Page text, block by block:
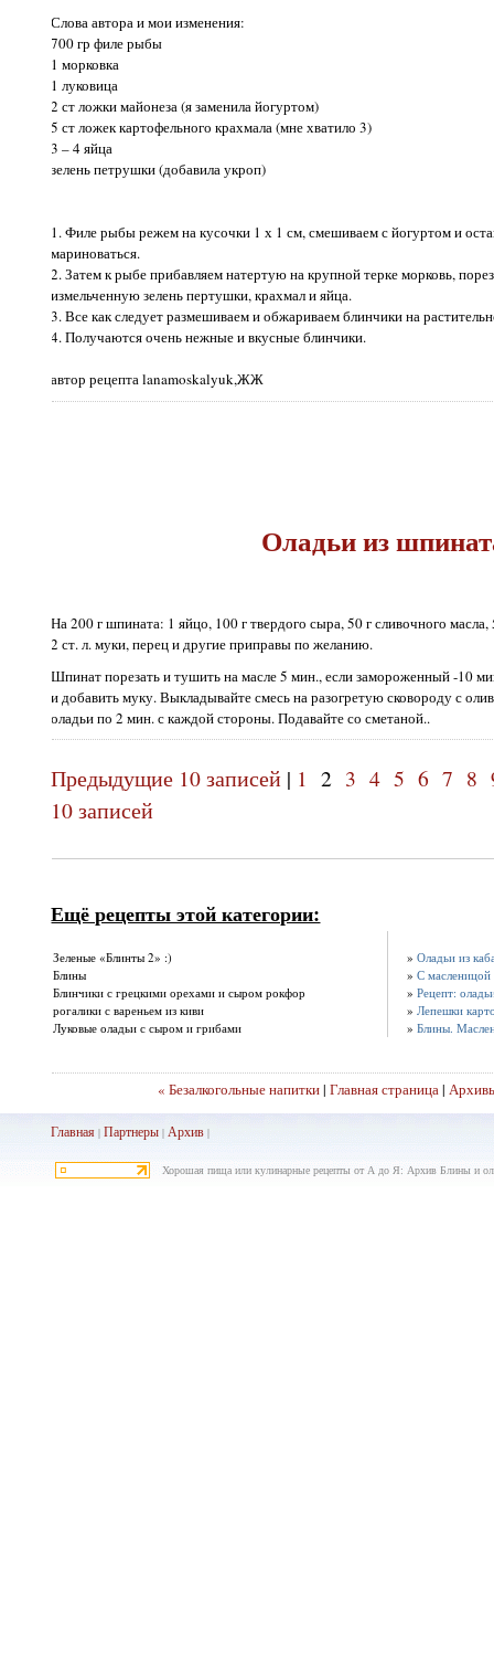
Слова автора и мои изменения:
700 гр филе рыбы
1 морковка
1 луковица
2 ст ложки майонеза (я заменила йогуртом)
5 ст ложек картофельного крахмала (мне хватило 3)
3 – 4 яйца
зелень петрушки (добавила укроп)
1. Филе рыбы режем на кусочки 1 х 1 см, смешиваем с йогуртом и
мариноваться.
2. Затем к рыбе прибавляем натертую на крупной терке морковь,
измельченную зелень пертушки, крахмал и яйца.
3. Все как следует размешиваем и обжариваем блинчики на
4. Получаются очень нежные и вкусные блинчики.
автор рецепта lanamoskalyuk,ЖЖ
Оладьи из
На 200 г шпината: 1 яйцо, 100 г твердого сыра, 50 г сливочного
2 ст. л. муки, перец и другие приправы по желанию.
Шпинат порезать и тушить на масле 5 мин., если замороженный -10
и добавить муку. Выкладывайте смесь на разогретую сковороду с
оладьи по 2 мин. с каж­дой стороны. Подавайте со сметаной..
Предыдущие 10 записей | 1 2 3 4 5 6 7 8
10 записей
Ещё рецепты этой категории:
Зеленые «Блинты 2» :)
Блины
Блинчики с грецкими орехами и сыром рокфор
рогалики с вареньем из киви
Луковые оладьи с сыром и грибами
»Оладьи из
»С масленицой
»Рецепт:
»Лепешки
»Блины.
« Безалкогольные напитки|Главная страница|
Главная |Партнеры |Архив |
Хорошая пища или кулинарные рецепты от А до Я: Архив Блины и